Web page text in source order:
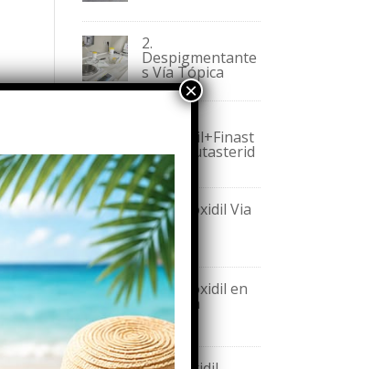
2.
Despigmentante
s Vía Tópica
Minoxidil+Finast
erida/Dutasterid
a
1.2 Minoxidil Via
Oral
1.1 Minoxidil en
Solución